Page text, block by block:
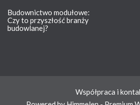
Budownictwo modułowe:
Czy to przyszłość branży
budowlanej?
Współpraca i